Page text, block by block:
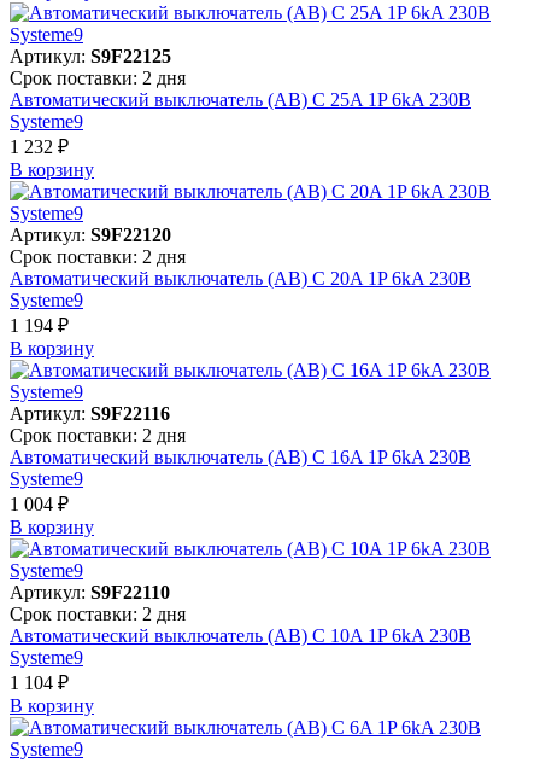
Артикул: S9F22125
Срок поставки: 2 дня
Автоматический выключатель (АВ) C 25A 1P 6kA 230В
Systeme9
1 232 ₽
В корзинy
Артикул: S9F22120
Срок поставки: 2 дня
Автоматический выключатель (АВ) C 20A 1P 6kA 230В
Systeme9
1 194 ₽
В корзинy
Артикул: S9F22116
Срок поставки: 2 дня
Автоматический выключатель (АВ) C 16A 1P 6kA 230В
Systeme9
1 004 ₽
В корзинy
Артикул: S9F22110
Срок поставки: 2 дня
Автоматический выключатель (АВ) C 10A 1P 6kA 230В
Systeme9
1 104 ₽
В корзинy